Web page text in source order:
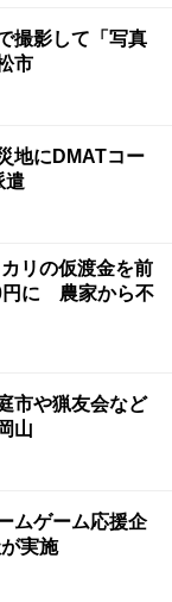
撮影して「写真
市
地にDMATコー
遣
リの仮渡金を前
円に 農家から不
市や猟友会など
山
ムゲーム応援企
実施